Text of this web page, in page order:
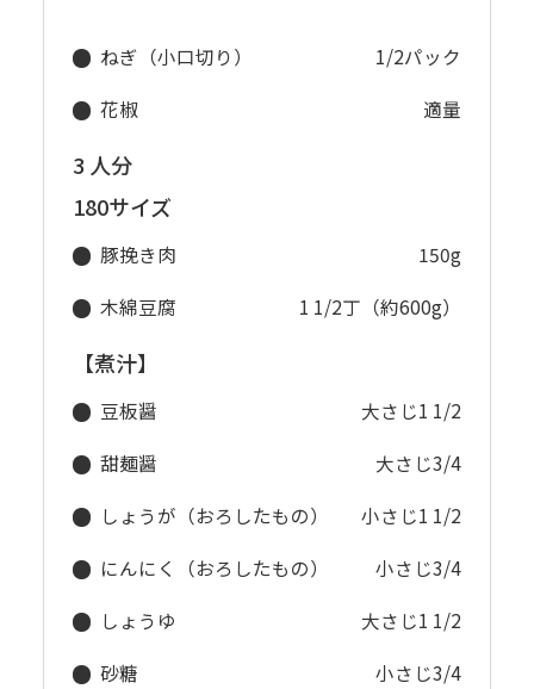
ねぎ（小口切り）
1/2パック
花椒
適量
3 人分
180サイズ
豚挽き肉
150g
木綿豆腐
1 1/2丁（約600g）
【煮汁】
豆板醤
大さじ1 1/2
甜麺醤
大さじ3/4
しょうが（おろしたもの）
小さじ1 1/2
にんにく（おろしたもの）
小さじ3/4
しょうゆ
大さじ1 1/2
砂糖
小さじ3/4